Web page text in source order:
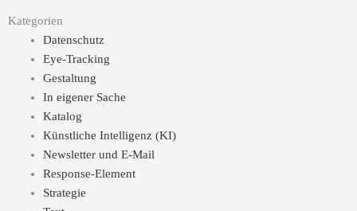
Kategorien
Datenschutz
Eye-Tracking
Gestaltung
In eigener Sache
Katalog
Künstliche Intelligenz (KI)
Newsletter und E-Mail
Response-Element
Strategie